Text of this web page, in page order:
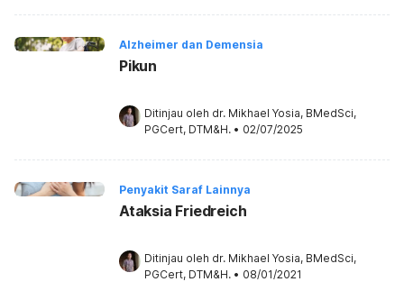
Alzheimer dan Demensia
Pikun
Ditinjau oleh dr. Mikhael Yosia, BMedSci,
PGCert, DTM&H. • 02/07/2025
Penyakit Saraf Lainnya
Ataksia Friedreich
Ditinjau oleh dr. Mikhael Yosia, BMedSci,
PGCert, DTM&H. • 08/01/2021